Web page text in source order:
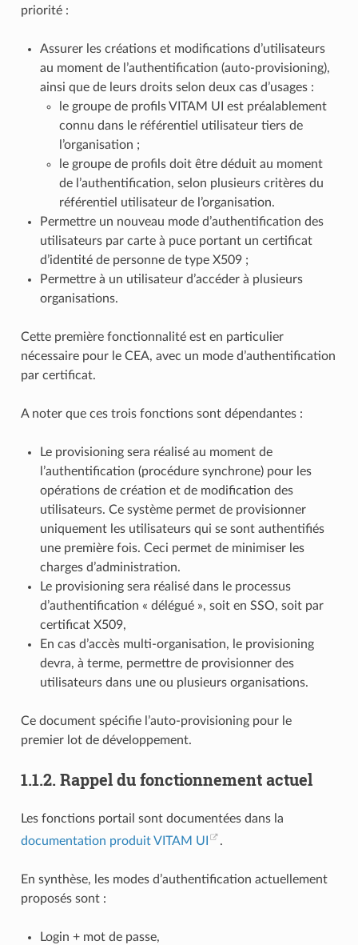
priorité :
Assurer les créations et modifications d’utilisateurs
au moment de l’authentification (auto-provisioning),
ainsi que de leurs droits selon deux cas d’usages :
le groupe de profils VITAM UI est préalablement
connu dans le référentiel utilisateur tiers de
l’organisation ;
le groupe de profils doit être déduit au moment
de l’authentification, selon plusieurs critères du
référentiel utilisateur de l’organisation.
Permettre un nouveau mode d’authentification des
utilisateurs par carte à puce portant un certificat
d’identité de personne de type X509 ;
Permettre à un utilisateur d’accéder à plusieurs
organisations.
Cette première fonctionnalité est en particulier
nécessaire pour le CEA, avec un mode d’authentification
par certificat.
A noter que ces trois fonctions sont dépendantes :
Le provisioning sera réalisé au moment de
l’authentification (procédure synchrone) pour les
opérations de création et de modification des
utilisateurs. Ce système permet de provisionner
uniquement les utilisateurs qui se sont authentifiés
une première fois. Ceci permet de minimiser les
charges d’administration.
Le provisioning sera réalisé dans le processus
d’authentification « délégué », soit en SSO, soit par
certificat X509,
En cas d’accès multi-organisation, le provisioning
devra, à terme, permettre de provisionner des
utilisateurs dans une ou plusieurs organisations.
Ce document spécifie l’auto-provisioning pour le
premier lot de développement.
1.1.2. Rappel du fonctionnement actuel
Les fonctions portail sont documentées dans la
documentation produit VITAM UI
.
En synthèse, les modes d’authentification actuellement
proposés sont :
Login + mot de passe,